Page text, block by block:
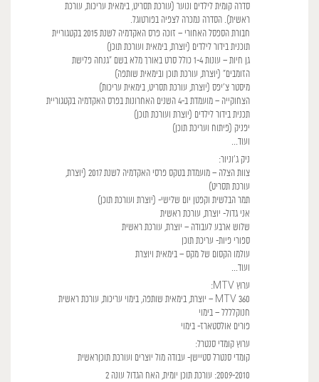
סדרה קומית לילדים ונוער (עורכת תסריט, בימאית עריכות, עורכת
ראשית). הסדרה נמכרה לצפיה בפורטוגל.
חבורת הספסל האחורי – זוכה פרס האקדמיה לשנת 2015 בקטגוריית
תוכנית בידור לילדים (יוצרת, בימאית ועורכת תוכן)
גן חיות – עונות 1-4 כולל סרט באורך מלא בשם "גנחה פלישת
הזומבים" (יוצרת, עורכת תוכן ובימאית שותפה)
מיסטר צ'יפס (יוצרת, עורכת תסריט, בימאית עריכות)
הצחוקייה – מועמדת ב-4 השנים האחרונות בפרס האקדמיה בקטגוריית
תכנית בידור לילדים (יוצרת ועורכת תוכן)
יפניק (פיתוח ועריכת תוכן)
ועוד...
ניק ג'וניור:
צוות הצלה – מועמדת בטקס פרסי האקדמיה לשנת 2017 (יוצרת,
עורכת תסריט)
תמר הבלשית וקפטן יום שלישי- (יוצרת ועורכת תוכן)
אני גדול- יוצרת, עורכת ראשית
שלוש ארבע לעבודה – יוצרת, עורכת ראשית
ספורי פיות- עריכת תוכן
עולמו הקסום של מקס – בימאית ויוצרת
ועוד...
ערוץ MTV:
MTV 360 – יוצרת, בימאית שותפה, בימוי עריכות, עורכת ראשית
חנוקלללל – בימוי
פורים אולסטארז- בימוי
ערוץ קומדי סנטרל:
קומדי סנטרל סטיישן- עבודה מול יוצרים ועורכת תוכןראשית
2009-2010: עורכת תוכן יומית, האח הגדול עונה 2